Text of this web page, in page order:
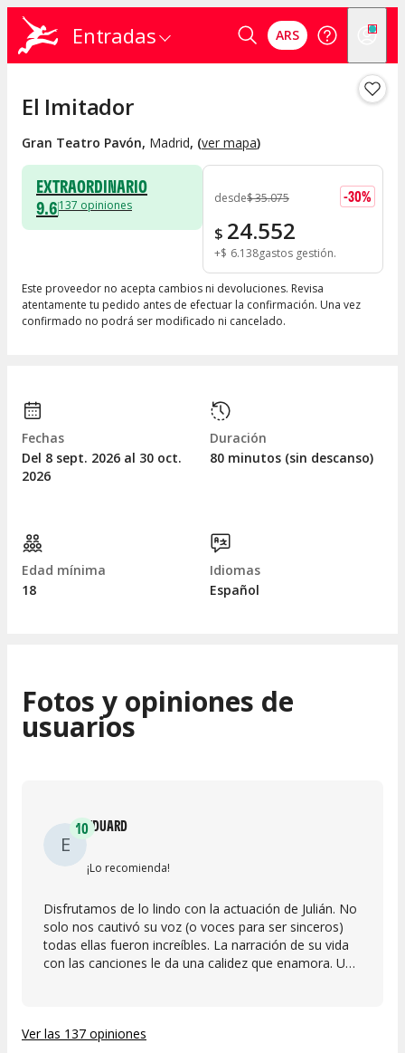
Entradas ARS
El Imitador
Gran Teatro Pavón, Madrid, (ver mapa)
EXTRAORDINARIO
9.6137 opiniones desde$35.075 -30%
$ 24.552
+$ 6.138gastos gestión
Este proveedor no acepta cambios ni devoluciones. Revisa
atentamente tu pedido antes de efectuar la confirmación. Una vez
confirmado no podrá ser modificado ni cancelado.
Fechas
Del 8 sept. 2026 al 30 oct.
2026
Duración
80 minutos (sin descanso)
Edad mínima
18
Idiomas
Español
Fotos y opiniones de
usuarios
E
10EDUARD
¡Lo recomienda!
Disfrutamos de lo lindo con la actuación de Julián. No
solo nos cautivó su voz (o voces para ser sinceros)
todas ellas fueron increíbles. La narración de su vida
con las canciones le da una calidez que enamora. Un
Ver las 137 opiniones